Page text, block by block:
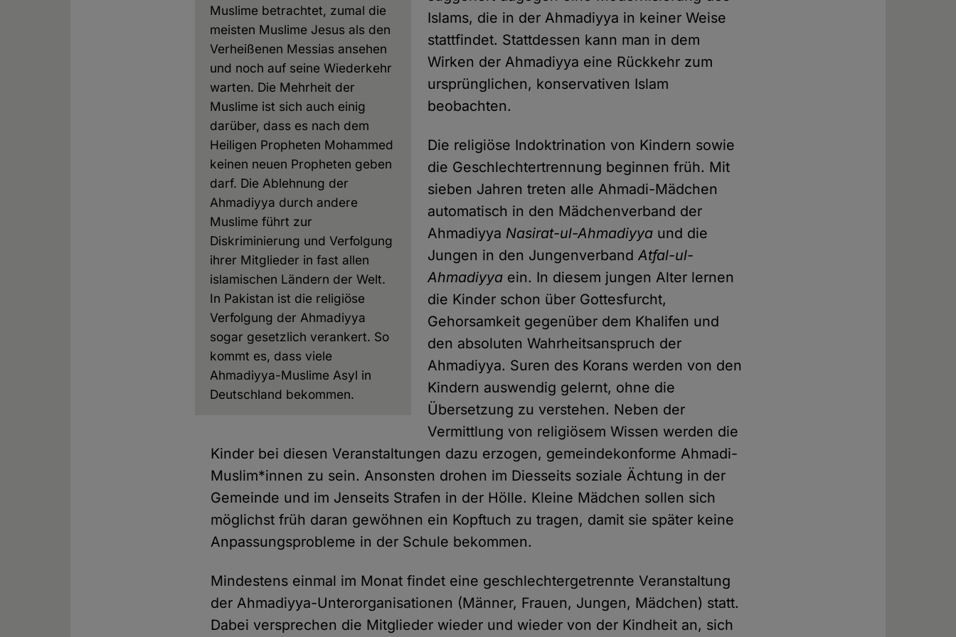
Muslime betrachtet, zumal die
meisten Muslime Jesus als den
Verheißenen Messias ansehen
und noch auf seine Wiederkehr
warten. Die Mehrheit der
Muslime ist sich auch einig
darüber, dass es nach dem
Heiligen Propheten Mohammed
keinen neuen Propheten geben
darf. Die Ablehnung der
Ahmadiyya durch andere
Muslime führt zur
Diskriminierung und Verfolgung
ihrer Mitglieder in fast allen
islamischen Ländern der Welt.
In Pakistan ist die religiöse
Verfolgung der Ahmadiyya
sogar gesetzlich verankert. So
kommt es, dass viele
Ahmadiyya-Muslime Asyl in
Deutschland bekommen.
Islams, die in der Ahmadiyya in keiner Weise
stattfindet. Stattdessen kann man in dem
Wirken der Ahmadiyya eine Rückkehr zum
ursprünglichen, konservativen Islam
beobachten.
Die religiöse Indoktrination von Kindern sowie
die Geschlechtertrennung beginnen früh. Mit
sieben Jahren treten alle Ahmadi-Mädchen
automatisch in den Mädchenverband der
Ahmadiyya Nasirat-ul-Ahmadiyyaund die
Jungen in den Jungenverband Atfal-ul-
Ahmadiyyaein. In diesem jungen Alter lernen
die Kinder schon über Gottesfurcht,
Gehorsamkeit gegenüber dem Khalifen und
den absoluten Wahrheitsanspruch der
Ahmadiyya. Suren des Korans werden von den
Kindern auswendig gelernt, ohne die
Übersetzung zu verstehen. Neben der
Vermittlung von religiösem Wissen werden die
Kinder bei diesen Veranstaltungen dazu erzogen, gemeindekonforme Ahmadi-
Muslim*innen zu sein. Ansonsten drohen im Diesseits soziale Ächtung in der
Gemeinde und im Jenseits Strafen in der Hölle. Kleine Mädchen sollen sich
möglichst früh daran gewöhnen ein Kopftuch zu tragen, damit sie später keine
Anpassungsprobleme in der Schule bekommen.
Mindestens einmal im Monat findet eine geschlechtergetrennte Veranstaltung
der Ahmadiyya-Unterorganisationen (Männer, Frauen, Jungen, Mädchen) statt.
Dabei versprechen die Mitglieder wieder und wieder von der Kindheit an, sich